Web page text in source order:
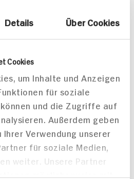
Details Über Cookies
Cookies
um Inhalte und Anzeigen
für soziale
und die Zugriffe auf
Außerdem geben
Verwendung unserer
für soziale Medien,
weiter. Unsere Partner
60 min
497 kcal p. Portion
Leicht